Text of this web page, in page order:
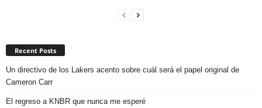
Recent Posts
Un directivo de los Lakers acento sobre cuál será el papel original de
Cameron Carr
El regreso a KNBR que nunca me esperé